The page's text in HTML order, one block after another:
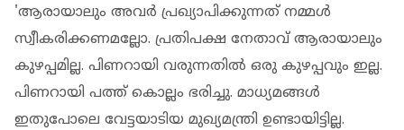
'ആരായാലും അവര്‍ പ്രഖ്യാപിക്കുന്നത് നമ്മള്‍
സ്വീകരിക്കണമല്ലോ. പ്രതിപക്ഷ നേതാവ് ആരായാലും
കുഴപ്പമില്ല. പിണറായി വരുന്നതില്‍ ഒരു കുഴപ്പവും ഇല്ല.
പിണറായി പത്ത് കൊല്ലം ഭരിച്ചു. മാധ്യമങ്ങള്‍
ഇതുപോലെ വേട്ടയാടിയ മുഖ്യമന്ത്രി ഉണ്ടായിട്ടില്ല.